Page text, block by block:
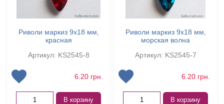
Риволи маркиз 9х18 мм,
красная
Артикул: KS2545-8
6.20 грн.
В корзину
Риволи маркиз 9х18 мм,
морская волна
Артикул: KS2545-7
6.20 грн.
В корзину